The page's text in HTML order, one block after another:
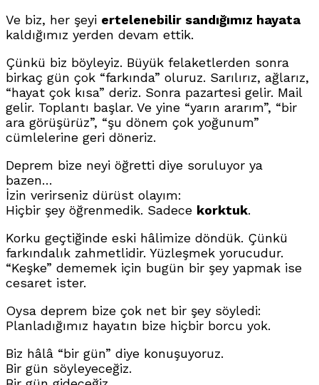
Ve biz, her şeyi ertelenebilir sandığımız hayata
kaldığımız yerden devam ettik.
Çünkü biz böyleyiz. Büyük felaketlerden sonra
birkaç gün çok “farkında” oluruz. Sarılırız, ağlarız,
“hayat çok kısa” deriz. Sonra pazartesi gelir. Mail
gelir. Toplantı başlar. Ve yine “yarın ararım”, “bir
ara görüşürüz”, “şu dönem çok yoğunum”
cümlelerine geri döneriz.
Deprem bize neyi öğretti diye soruluyor ya
bazen…
İzin verirseniz dürüst olayım:
Hiçbir şey öğrenmedik. Sadece korktuk.
Korku geçtiğinde eski hâlimize döndük. Çünkü
farkındalık zahmetlidir. Yüzleşmek yorucudur.
“Keşke” dememek için bugün bir şey yapmak ise
cesaret ister.
Oysa deprem bize çok net bir şey söyledi:
Planladığımız hayatın bize hiçbir borcu yok.
Biz hâlâ “bir gün” diye konuşuyoruz.
Bir gün söyleyeceğiz.